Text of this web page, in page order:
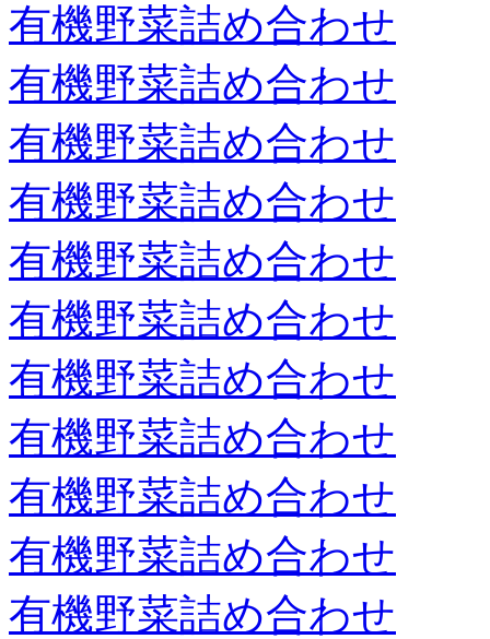
有機野菜詰め合わせ
有機野菜詰め合わせ
有機野菜詰め合わせ
有機野菜詰め合わせ
有機野菜詰め合わせ
有機野菜詰め合わせ
有機野菜詰め合わせ
有機野菜詰め合わせ
有機野菜詰め合わせ
有機野菜詰め合わせ
有機野菜詰め合わせ